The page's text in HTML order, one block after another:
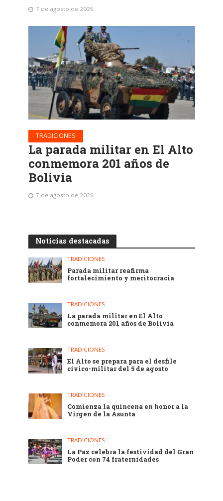
7 de agosto de 2026
TRADICIONES
La parada militar en El Alto
conmemora 201 años de
Bolivia
7 de agosto de 2026
Noticias destacadas
TRADICIONES
Parada militar reafirma
fortalecimiento y meritocracia
TRADICIONES
La parada militar en El Alto
conmemora 201 años de Bolivia
TRADICIONES
El Alto se prepara para el desfile
cívico-militar del 5 de agosto
TRADICIONES
Comienza la quincena en honor a la
Virgen de la Asunta
TRADICIONES
La Paz celebra la festividad del Gran
Poder con 74 fraternidades